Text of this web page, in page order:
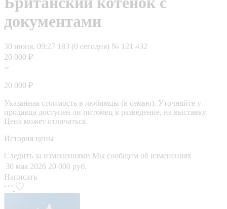
документами
30 июня, 09:27 183 (0 сегодня) № 121 432
20 000 ₽
20 000 ₽
Указанная стоимость в любимцы (в семью). Уточняйте у
продавца доступен ли питомец в разведение, на выставку.
Цена может отличаться.
История цены
Следить за изменениями Мы сообщим об изменениях
30 мая 2026 20 000 руб.
Написать